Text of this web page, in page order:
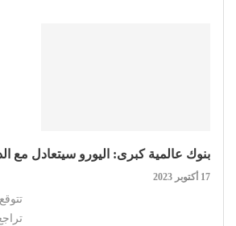
بنوك عالمية كبرى: اليورو سيتعادل مع
17 أكتوبر 2023